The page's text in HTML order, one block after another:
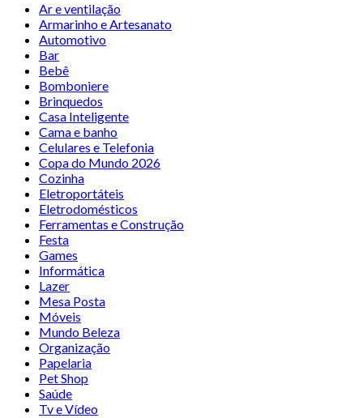
Ar e ventilação
Armarinho e Artesanato
Automotivo
Bar
Bebê
Bomboniere
Brinquedos
Casa Inteligente
Cama e banho
Celulares e Telefonia
Copa do Mundo 2026
Cozinha
Eletroportáteis
Eletrodomésticos
Ferramentas e Construção
Festa
Games
Informática
Lazer
Mesa Posta
Móveis
Mundo Beleza
Organização
Papelaria
Pet Shop
Saúde
Tv e Vídeo